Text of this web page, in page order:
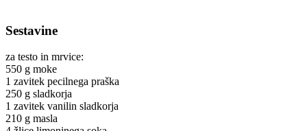
Sestavine
za testo in mrvice:
550 g moke
1 zavitek pecilnega praška
250 g sladkorja
1 zavitek vanilin sladkorja
210 g masla